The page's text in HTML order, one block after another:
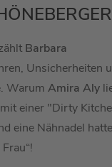
Barbara
Unsicherheiten
Warum Amira Aly
einer "Dirty
eine Nähnadel